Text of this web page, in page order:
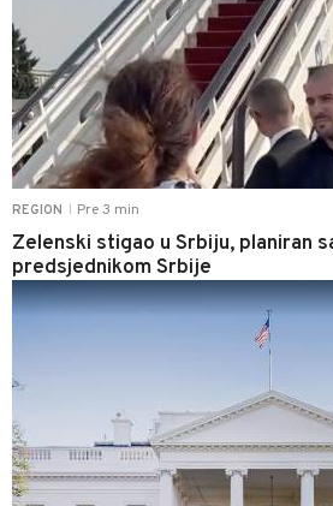
REGION Pre 3 min
Zelenski stigao u Srbiju, planiran
predsjednikom Srbije